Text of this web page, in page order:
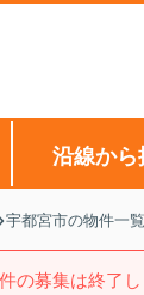
沿線から
宇都宮市の物件一覧
の募集は終了し